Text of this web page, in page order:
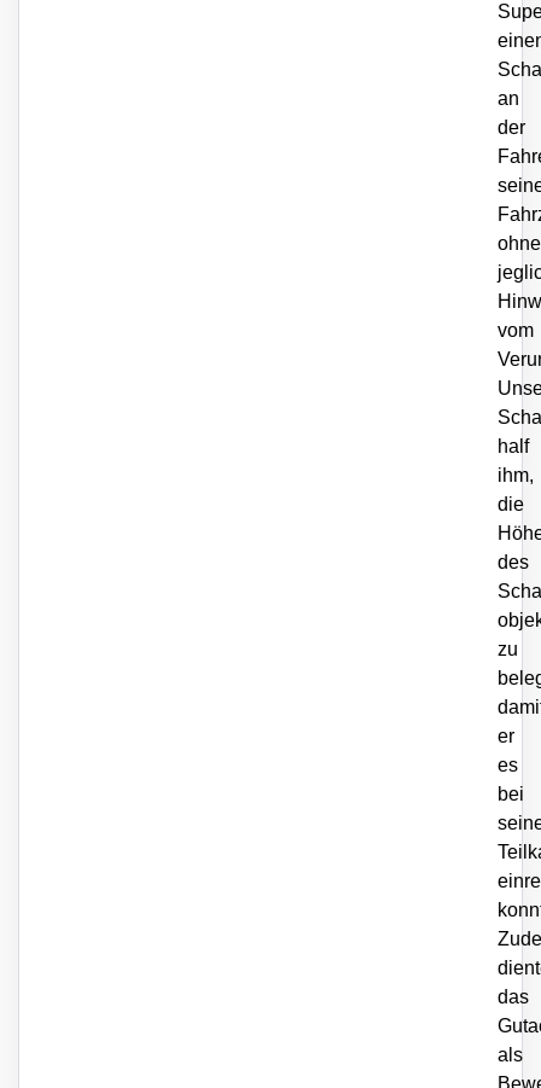
an
der
ohne
vom
half
ihm,
die
des
zu
er
es
bei
das
als